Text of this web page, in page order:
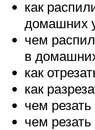
как
домашних
чем
в
как
как
чем резать
чем